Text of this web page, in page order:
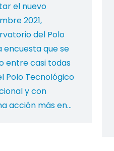
el nuevo
2021,
del Polo
encuesta que se
entre casi todas
Polo Tecnológico
y con
acción más en…